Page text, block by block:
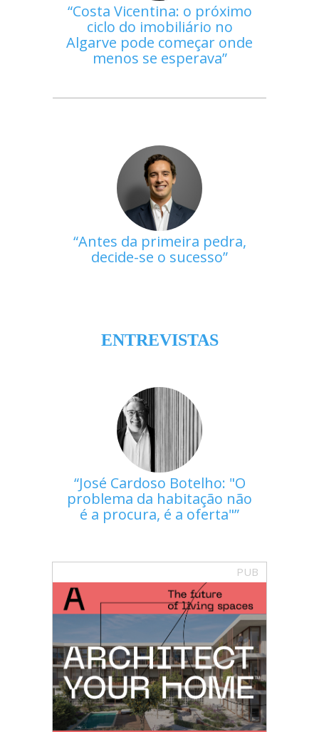
Costa Vicentina: o próximo
ciclo do imobiliário no
Algarve pode começar onde
menos se esperava
Antes da primeira pedra,
decide-se o sucesso
ENTREVISTAS
José Cardoso Botelho: "O
problema da habitação não
é a procura, é a oferta"
PUB